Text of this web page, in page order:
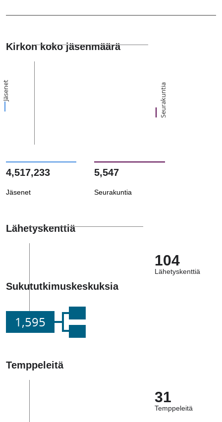
Kirkon koko jäsenmäärä
Jäsenet Seurakuntia
4,517,233
Jäsenet
5,547
Seurakuntia
Lähetyskenttiä
104
Lähetyskenttiä
Sukututkimuskeskuksia
1,595
Temppeleitä
31
Temppeleitä